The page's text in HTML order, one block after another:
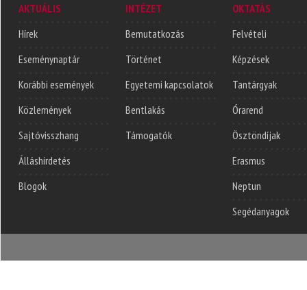
AKTUÁLIS
Hírek
Eseménynaptár
Korábbi események
Közlemények
Sajtóvisszhang
Álláshirdetés
Blogok
INTÉZET
Bemutatkozás
Történet
Egyetemi kapcsolatok
Bentlakás
Támogatók
OKTATÁS
Felvételi
Képzések
Tantárgyak
Órarend
Ösztöndíjak
Erasmus
Neptun
Segédanyagok